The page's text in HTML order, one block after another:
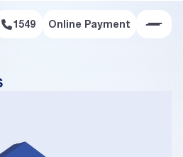
1549 Online Payment